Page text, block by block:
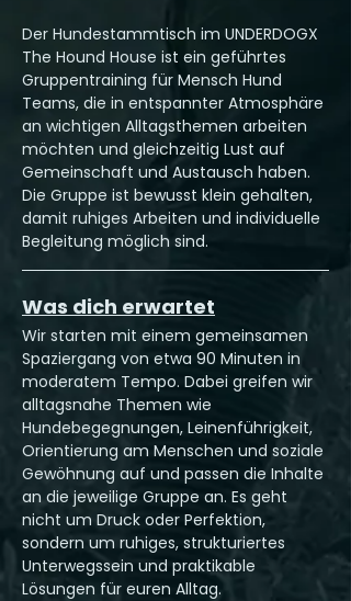
Der Hundestammtisch im UNDERDOGX
The Hound House ist ein geführtes
Gruppentraining für Mensch Hund
Teams, die in entspannter Atmosphäre
an wichtigen Alltagsthemen arbeiten
möchten und gleichzeitig Lust auf
Gemeinschaft und Austausch haben.
Die Gruppe ist bewusst klein gehalten,
damit ruhiges Arbeiten und individuelle
Begleitung möglich sind.
Was dich erwartet
Wir starten mit einem gemeinsamen
Spaziergang von etwa 90 Minuten in
moderatem Tempo. Dabei greifen wir
alltagsnahe Themen wie
Hundebegegnungen, Leinenführigkeit,
Orientierung am Menschen und soziale
Gewöhnung auf und passen die Inhalte
an die jeweilige Gruppe an. Es geht
nicht um Druck oder Perfektion,
sondern um ruhiges, strukturiertes
Unterwegssein und praktikable
Lösungen für euren Alltag.